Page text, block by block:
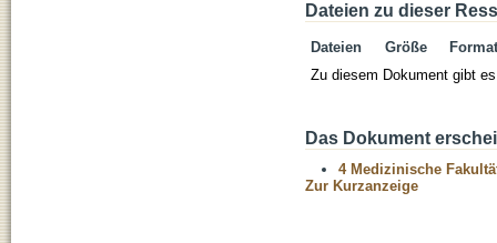
Dateien zu dieser
Dateien Größe
Format
Zu diesem Dokument gibt
Das Dokument
4 Medizinische
Zur Kurzanzeige